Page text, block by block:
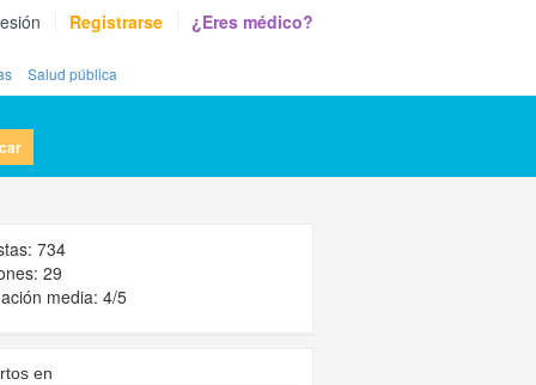
Registrarse ¿Eres médico?
Salud pública
734
29
media: 4/5
en